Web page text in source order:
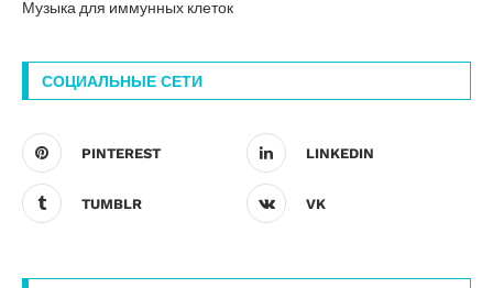
Музыка для иммунных клеток
СОЦИАЛЬНЫЕ СЕТИ
PINTEREST LINKEDIN
TUMBLR VK